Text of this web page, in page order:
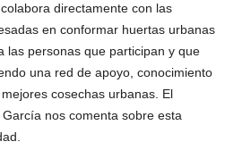
directamente con las
en conformar huertas urbanas
las personas que participan y que
una red de apoyo, conocimiento
cosechas urbanas. El
nos comenta sobre esta